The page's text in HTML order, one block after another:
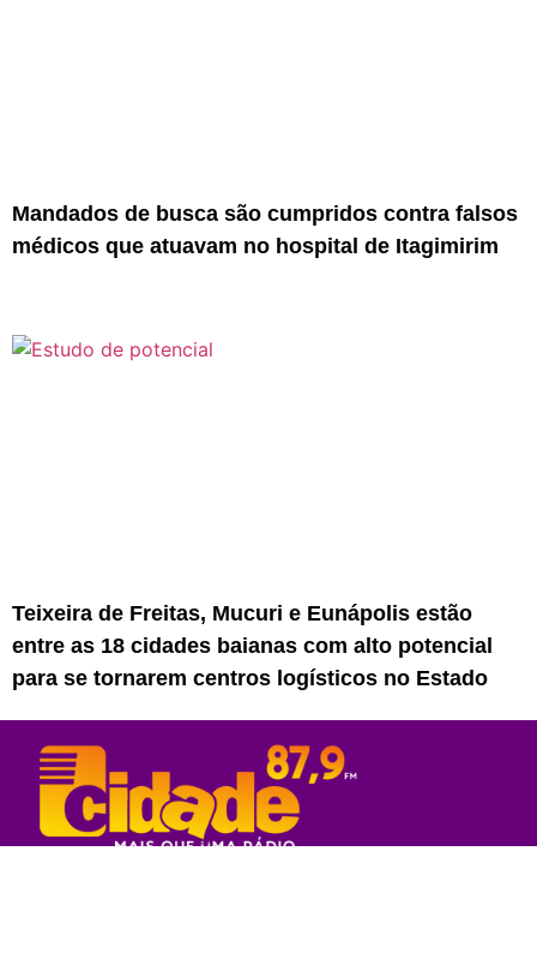
Mandados de busca são cumpridos contra falsos
médicos que atuavam no hospital de Itagimirim
Teixeira de Freitas, Mucuri e Eunápolis estão
entre as 18 cidades baianas com alto potencial
para se tornarem centros logísticos no Estado